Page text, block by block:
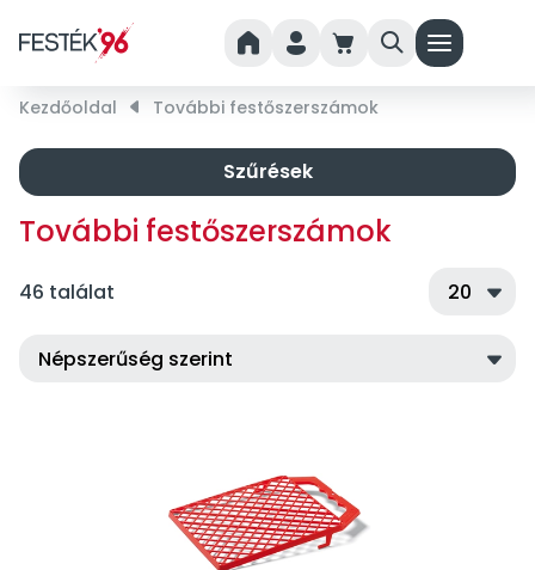
home person cart search menu
Kezdőoldal right_small További festőszerszámok
További festőszerszámok
46 találat
Szűrések